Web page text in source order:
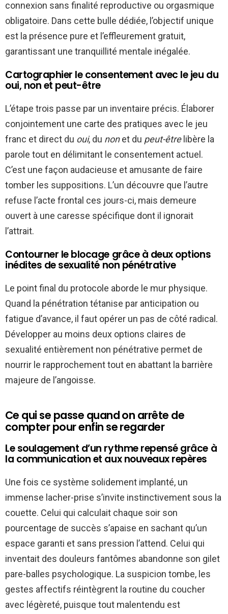
connexion sans finalité reproductive ou orgasmique
obligatoire. Dans cette bulle dédiée, l’objectif unique
est la présence pure et l’effleurement gratuit,
garantissant une tranquillité mentale inégalée.
Cartographier le consentement avec le jeu du
oui, non et peut-être
L’étape trois passe par un inventaire précis. Élaborer
conjointement une carte des pratiques avec le jeu
franc et direct du oui, du nonet du peut-êtrelibère la
parole tout en délimitant le consentement actuel.
C’est une façon audacieuse et amusante de faire
tomber les suppositions. L’un découvre que l’autre
refuse l’acte frontal ces jours-ci, mais demeure
ouvert à une caresse spécifique dont il ignorait
l’attrait.
Contourner le blocage grâce à deux options
inédites de sexualité non pénétrative
Le point final du protocole aborde le mur physique.
Quand la pénétration tétanise par anticipation ou
fatigue d’avance, il faut opérer un pas de côté radical.
Développer au moins deux options claires de
sexualité entièrement non pénétrative permet de
nourrir le rapprochement tout en abattant la barrière
majeure de l’angoisse.
Ce qui se passe quand on arrête de
compter pour enfin se regarder
Le soulagement d’un rythme repensé grâce à
la communication et aux nouveaux repères
Une fois ce système solidement implanté, un
immense lacher-prise s’invite instinctivement sous la
couette. Celui qui calculait chaque soir son
pourcentage de succès s’apaise en sachant qu’un
espace garanti et sans pression l’attend. Celui qui
inventait des douleurs fantômes abandonne son gilet
pare-balles psychologique. La suspicion tombe, les
gestes affectifs réintègrent la routine du coucher
avec légèreté, puisque tout malentendu est